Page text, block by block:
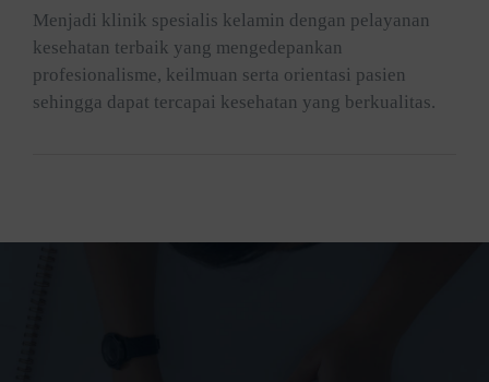
Menjadi klinik spesialis kelamin dengan pelayanan
kesehatan terbaik yang mengedepankan
profesionalisme, keilmuan serta orientasi pasien
sehingga dapat tercapai kesehatan yang berkualitas.